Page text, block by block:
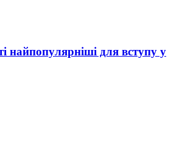
найпопулярніші для вступу у